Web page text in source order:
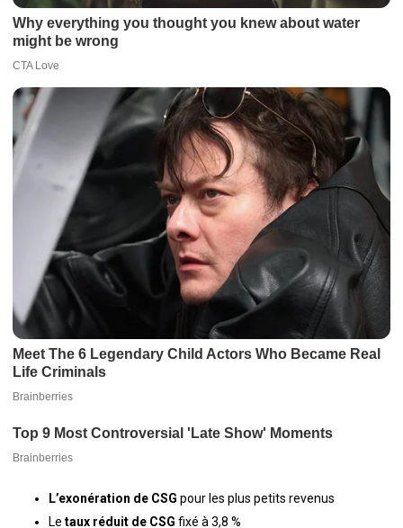
L’exonération de CSG pour les plus petits revenus
Le taux réduit de CSG fixé à 3,8 %